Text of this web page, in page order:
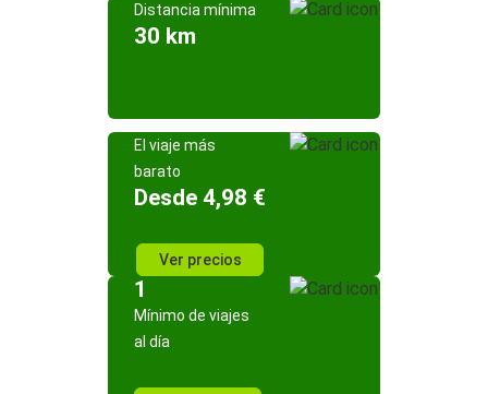
Distancia mínima
30 km
El viaje más
barato
Desde 4,98 €
Ver precios
1
Mínimo de viajes
al día